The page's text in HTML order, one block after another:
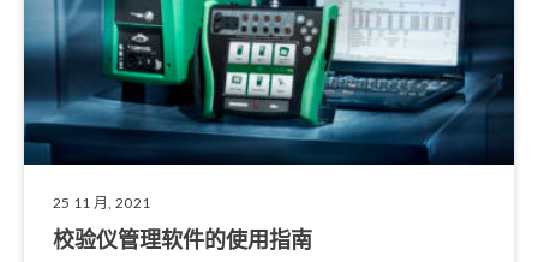
25 11 月, 2021
校验仪管理软件的使用指南